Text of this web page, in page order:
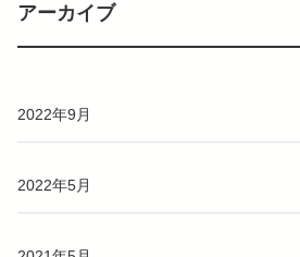
アーカイブ
2022年9月
2022年5月